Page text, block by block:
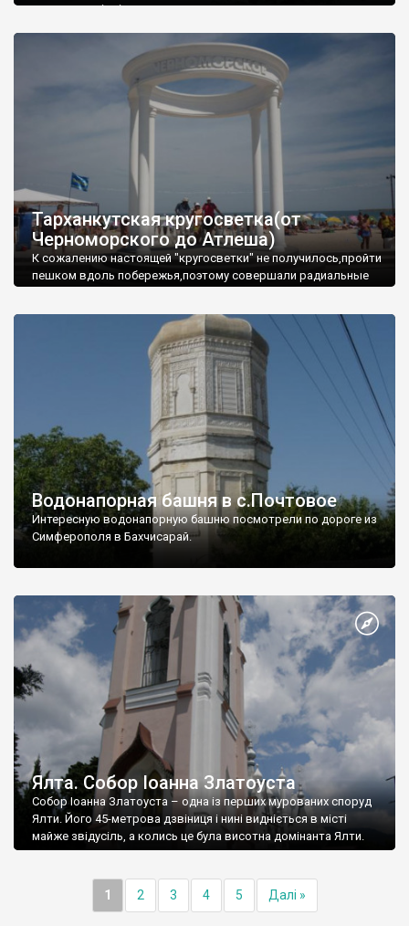
запрошую відвідати це
Тарханкутская кругосветка(от
Черноморского до Атлеша)
К сожалению настоящей "кругосветки" не получилось,пройти
пешком вдоль побережья,поэтому совершали радиальные
Водонапорная башня в с.Почтовое
Интересную водонапорную башню посмотрели по дороге из
Симферополя в Бахчисарай.
Ялта. Собор Іоанна Златоуста
Собор Іоанна Златоуста – одна із перших мурованих споруд
Ялти. Його 45-метрова дзвіниця і нині видніється в місті
майже звідусіль, а колись це була висотна домінанта Ялти.
1 2 3 4 5 Далі »